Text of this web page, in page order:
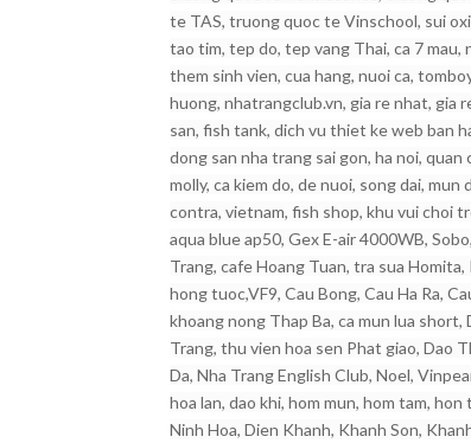
te TAS, truong quoc te Vinschool, sui
tao tim, tep do, tep vang Thai, ca 7 mau,
them sinh vien, cua hang, nuoi ca,
huong, nhatrangclub.vn, gia re nhat, gia
san, fish tank, dich vu thiet ke web ban
dong san nha trang sai gon, ha noi,
molly, ca kiem do, de nuoi, song dai,
contra, vietnam, fish shop, khu vui choi
aqua blue ap50, Gex E-air 4000WB,
Trang, cafe Hoang Tuan, tra sua Homita,
hong tuoc,VF9, Cau Bong, Cau Ha Ra,
khoang nong Thap Ba, ca mun lua short,
Trang, thu vien hoa sen Phat giao, Dao
Da, Nha Trang English Club, Noel,
hoa lan, dao khi, hom mun, hom tam,
Ninh Hoa, Dien Khanh, Khanh Son,